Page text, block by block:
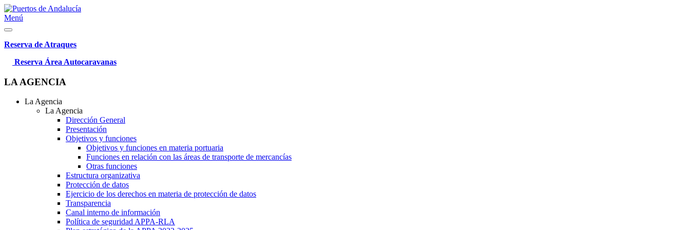
Menú
Reserva de Atraques
Reserva Área Autocaravanas
LA AGENCIA
La Agencia
La Agencia
Dirección General
Presentación
Objetivos y funciones
Objetivos y funciones en materia portuaria
Funciones en relación con las áreas de transporte de mercancías
Otras funciones
Estructura organizativa
Protección de datos
Ejercicio de los derechos en materia de protección de datos
Transparencia
Canal interno de información
Política de seguridad APPA-RLA